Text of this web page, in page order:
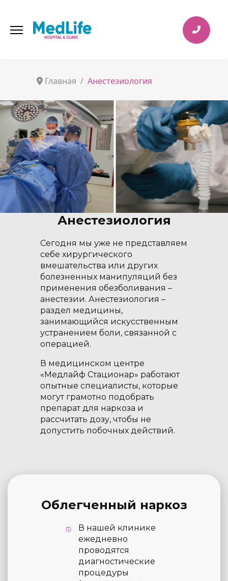
Главная Анестезиология
Анестезиология
Сегодня мы уже не представляем
себе хирургического
вмешательства или других
болезненных манипуляций без
применения обезболивания –
анестезии. Анестезиология –
раздел медицины,
занимающийся искусственным
устранением боли, связанной с
операцией.
В медицинском центре
«Медлайф Стационар» работают
опытные специалисты, которые
могут грамотно подобрать
препарат для наркоза и
рассчитать дозу, чтобы не
допустить побочных действий.
Облегченный наркоз
В нашей клинике
ежедневно
проводятся
диагностические
процедуры